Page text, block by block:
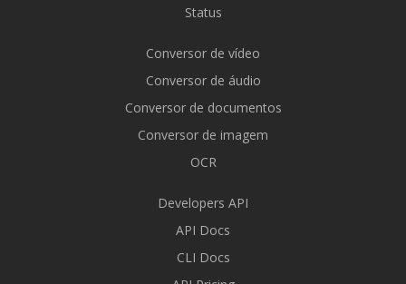
Status
Conversor de vídeo
Conversor de áudio
Conversor de documentos
Conversor de imagem
OCR
Developers API
API Docs
CLI Docs